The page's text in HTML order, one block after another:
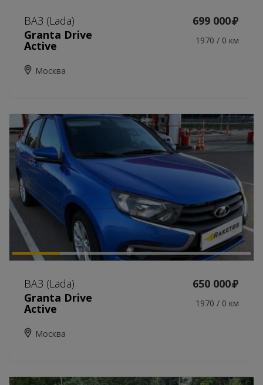
ВАЗ (Lada)
699 000
Granta Drive
Active 1970 / 0 км
Москва
ВАЗ (Lada)
650 000
Granta Drive
Active 1970 / 0 км
Москва